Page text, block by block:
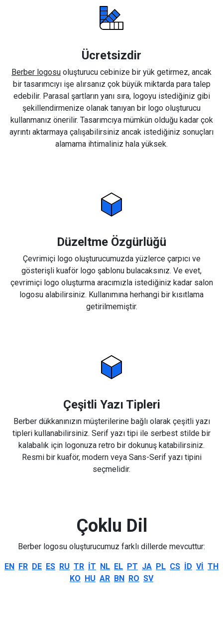
Ücretsizdir
Berber logosu oluşturucu cebinize bir yük getirmez, ancak
bir tasarımcıyı işe alırsanız çok büyük miktarda para talep
edebilir. Parasal şartların yanı sıra, logoyu istediğiniz gibi
şekillendirmenize olanak tanıyan bir logo oluşturucu
kullanmanız önerilir. Tasarımcıya mümkün olduğu kadar çok
ayrıntı aktarmaya çalışabilirsiniz ancak istediğiniz sonuçları
alamama ihtimaliniz hala yüksek.
Düzeltme Özgürlüğü
Çevrimiçi logo oluşturucumuzda yüzlerce çarpıcı ve
gösterişli kuaför logo şablonu bulacaksınız. Ve evet,
çevrimiçi logo oluşturma aracımızla istediğiniz kadar salon
logosu alabilirsiniz. Kullanımına herhangi bir kısıtlama
getirilmemiştir.
Çeşitli Yazı Tipleri
Berber dükkanınızın müşterilerine bağlı olarak çeşitli yazı
tipleri kullanabilirsiniz. Serif yazı tipi ile serbest stilde bir
kalabalık için logonuza retro bir dokunuş katabilirsiniz.
Resmi bir kuaför, modern veya Sans-Serif yazı tipini
seçmelidir.
Çoklu Dil
Berber logosu oluşturucumuz farklı dillerde mevcuttur:
EN FR DE ES RU TR IT NL EL PT JA PL CS ID VI TH
KO HU AR BN RO SV